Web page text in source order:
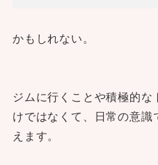
かもしれない。
ジムに行くことや積極的
けではなくて、日常の意
えます。